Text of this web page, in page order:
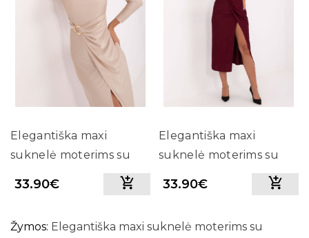
Elegantiška maxi
suknelė moterims su
skeltuku (balkšva)
33.90€
Elegantiška maxi
suknelė moterims su
skeltuku (bordo)
33.90€
Žymos: Elegantiška maxi suknelė moterims su